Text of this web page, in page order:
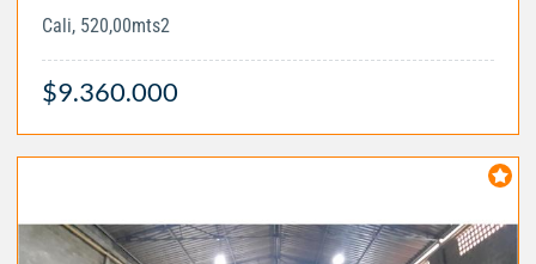
Cali, 520,00mts2
$9.360.000